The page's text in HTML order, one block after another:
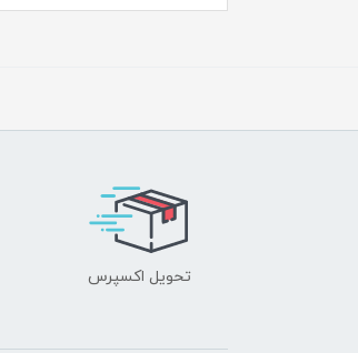
تحویل اکسپرس